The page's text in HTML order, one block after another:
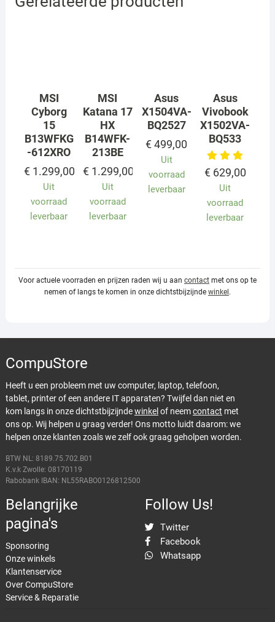
MSI
Cyborg
15
B13WFKG
-612XRO
€1.299,00
Uit
voorraad
leverbaar
MSI
Katana 17
HX
B14WFK-
213BE
€1.299,00
Uit
voorraad
leverbaar
Asus
X1504VA-
BQ2527
€499,00
Uit
voorraad
leverbaar
Asus
Vivobook
X1502VA-
BQ533
€629,00
Uit
voorraad
leverbaar
Voor actuele voorraden en prijzen raden wij u aan contactmet ons op te
nemen of langs te komen in onze dichtstbijzijnde winkel .
CompuStore
Heeft u een probleem met uw computer, laptop, telefoon,
tablet, printer of een andere IT apparaten? Twijfel dan niet en
kom langs in onze dichtstbijzijndewinkel of neemcontact met
ons op. Wij helpen u graag verder! Ons motto luidt daarom: we
helpen onze klanten zoals we zelf ook graag geholpen worden.
BTW NL: 8189.75.702.B01
K.v.k Zwolle: 08170119
Rabobank IBAN: NL55RABO0126812500
Belangrijke
pagina's
Sponsoring
Onze winkels
Klantenservice
Over CompuStore
Service & Reparatie
Follow Us!
Twitter
Facebook
Whatsapp